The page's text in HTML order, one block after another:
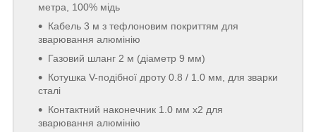
метра, 100% мідь
Кабель 3 м з тефлоновим покриттям для
зварювання алюмінію
Газовий шланг 2 м (діаметр 9 мм)
Котушка V-подібної дроту 0.8 / 1.0 мм, для зварки
сталі
Контактний наконечник 1.0 мм x2 для
зварювання алюмінію